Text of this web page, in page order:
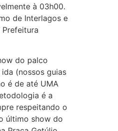
à 03h00.
de Interlagos e
do palco
(nossos guias
é de até UMA
é a
respeitando o
último show do